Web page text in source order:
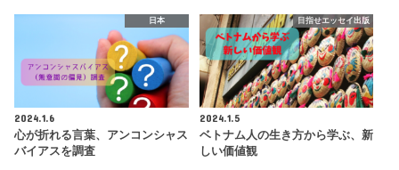
日本
2024.1.6
心が折れる言葉、アンコンシャス
バイアスを調査
目指せエッセイ出版
2024.1.5
ベトナム人の生き方から学ぶ、新
しい価値観